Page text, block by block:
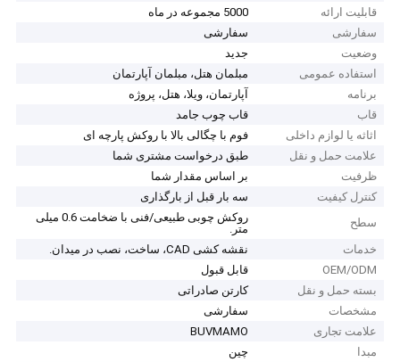
قابلیت ارائه
5000 مجموعه در ماه
سفارشی
سفارشی
وضعیت
جدید
استفاده عمومی
مبلمان هتل، مبلمان آپارتمان
برنامه
آپارتمان، ویلا، هتل، پروژه
قاب
قاب چوب جامد
اثاثه یا لوازم داخلی
فوم با چگالی بالا با روکش پارچه ای
علامت حمل و نقل
طبق درخواست مشتری شما
ظرفیت
بر اساس مقدار شما
کنترل کیفیت
سه بار قبل از بارگذاری
سطح
روکش چوبی طبیعی/فنی با ضخامت 0.6 میلی
متر.
خدمات
نقشه کشی CAD، ساخت، نصب در میدان.
OEM/ODM
قابل قبول
بسته حمل و نقل
کارتن صادراتی
مشخصات
سفارشی
علامت تجاری
BUVMAMO
مبدا
چین